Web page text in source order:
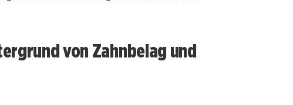
von Zahnbelag und